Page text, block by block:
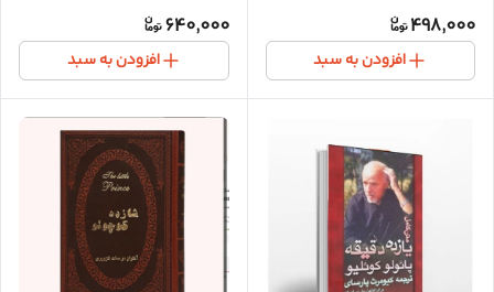
498,000
افزودن به سبد
640,000
افزودن به سبد